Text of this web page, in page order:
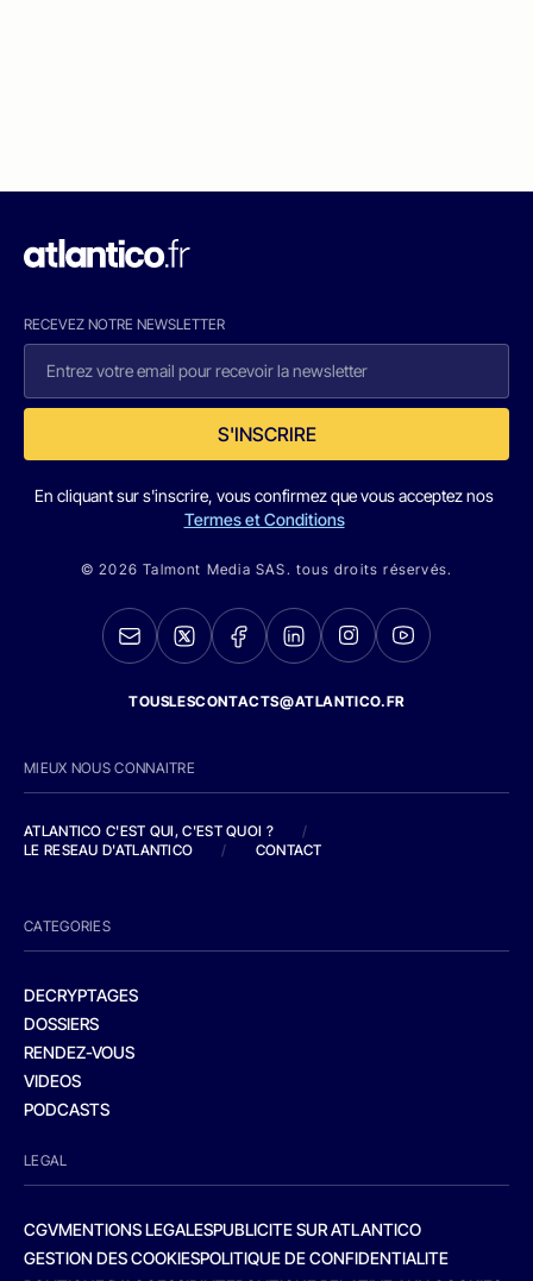
RECEVEZ NOTRE NEWSLETTER
S'INSCRIRE
En cliquant sur s'inscrire, vous confirmez que vous acceptez nos
Termes et Conditions
© 2026 Talmont Media SAS. tous droits réservés.
TOUSLESCONTACTS@ATLANTICO.FR
MIEUX NOUS CONNAITRE
ATLANTICO C'EST QUI, C'EST QUOI ?
/
LE RESEAU D'ATLANTICO
/ CONTACT
CATEGORIES
DECRYPTAGES
DOSSIERS
RENDEZ-VOUS
VIDEOS
PODCASTS
LEGAL
CGVMENTIONS LEGALESPUBLICITE SUR ATLANTICO
GESTION DES COOKIESPOLITIQUE DE CONFIDENTIALITE